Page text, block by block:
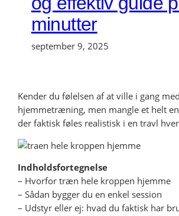
minutter
september 9, 2025
Kender du følelsen af at ville i gang med
hjemmetræning, men mangle et helt
der faktisk føles realistisk i en travl
Indholdsfortegnelse
– Hvorfor træn hele kroppen hjemme
– Sådan bygger du en enkel session
– Udstyr eller ej: hvad du faktisk har